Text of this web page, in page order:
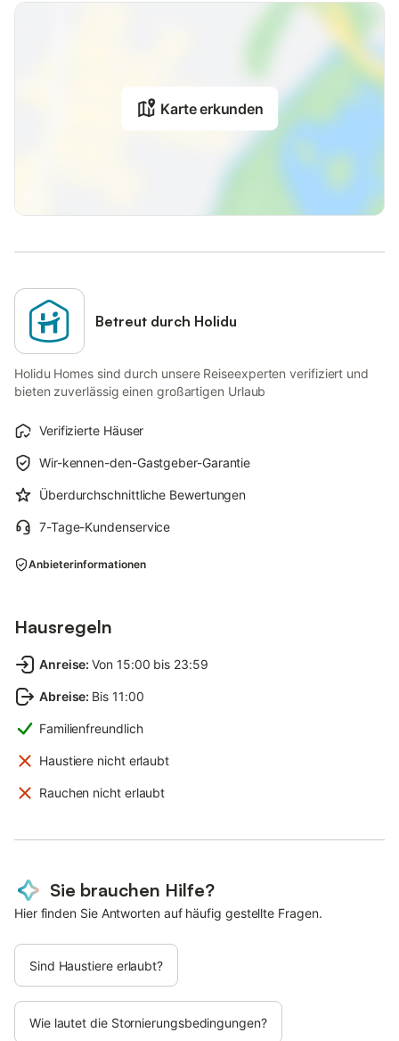
Karte erkunden
Betreut durch Holidu
Holidu Homes sind durch unsere Reiseexperten verifiziert und
bieten zuverlässig einen großartigen Urlaub
Verifizierte Häuser
Wir-kennen-den-Gastgeber-Garantie
Überdurchschnittliche Bewertungen
7-Tage-Kundenservice
Anbieterinformationen
Hausregeln
Anreise: Von 15:00 bis 23:59
Abreise: Bis 11:00
Familienfreundlich
Haustiere nicht erlaubt
Rauchen nicht erlaubt
Sie brauchen Hilfe?
Hier finden Sie Antworten auf häufig gestellte Fragen.
Sind Haustiere erlaubt?
Wie lautet die Stornierungsbedingungen?